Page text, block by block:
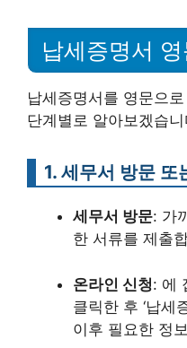
납세증명서
납세증명서를 영문으
단계별로 알아보겠습니
1. 세무서 방문 또
세무서 방문: 가
한 서류를 제출
온라인 신청: 에
클릭한 후 ‘납세
이후 필요한 정